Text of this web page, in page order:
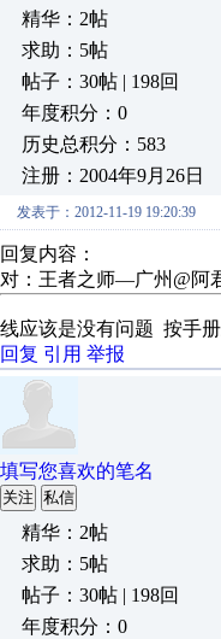
精华：2帖
求助：5帖
帖子：30帖 | 198回
年度积分：0
历史总积分：583
注册：2004年9月26日
发表于：2012-11-19 19:20:39
回复内容：
对：王者之师—广州@阿
线应该是没有问题 按手
回复 引用 举报
填写您喜欢的笔名
关注 私信
精华：2帖
求助：5帖
帖子：30帖 | 198回
年度积分：0